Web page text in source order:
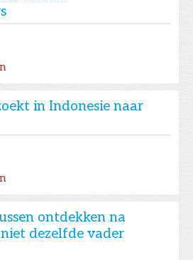
in Indonesie naar
ontdekken na
dezelfde vader